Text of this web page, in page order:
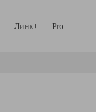
Линк+ Pro